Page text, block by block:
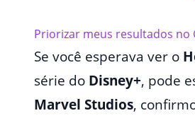
Priorizar meus resultados no
Se você esperava ver o
série do Disney+, pode
Marvel Studios,